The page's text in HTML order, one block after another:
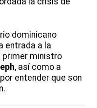
dominicano
entrada a la
primer ministro
, así como a
entender que son